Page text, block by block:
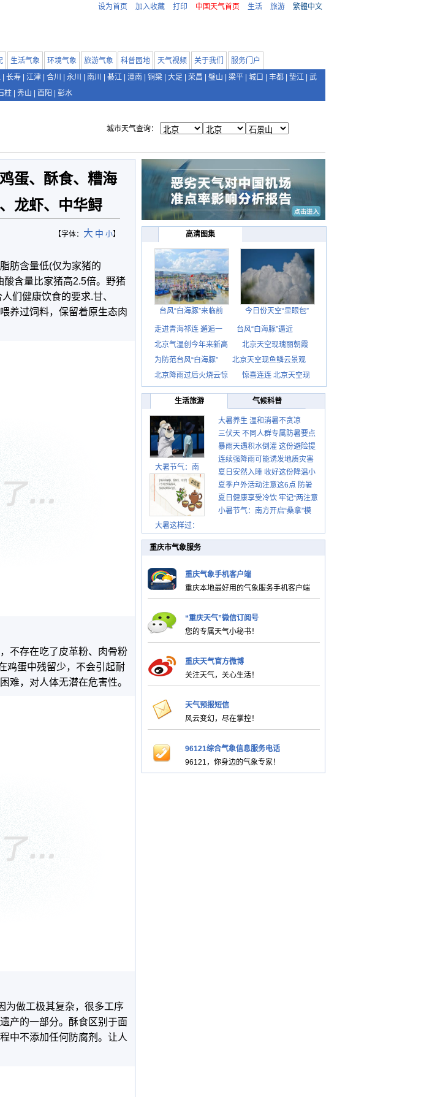
设为首页 加入收藏 打印 中国天气首页 生活 旅游 繁體中文
生活气象 环境气象 旅游气象 科普园地 天气视频 关于我们
服务门户
长寿 江津 合川 永川 南川 綦江 潼南 铜梁 大足 荣昌 璧山 梁平 城口 丰都 垫江
武
柱 秀山 酉阳 彭水
城市天气查询：
蛋、酥食、糟海
龙虾、中华鲟
【字体： 大 中 小】
肪含量低(仅为家猪的
含量比家猪高2.5倍。野猪
们健康饮食的要求.甘、
养过饲料，保留着原生态肉
不存在吃了皮革粉、肉骨粉
鸡蛋中残留少，不会引起耐
难，对人体无潜在危害性。
为做工极其复杂，很多工序
产的一部分。酥食区别于面
中不添加任何防腐剂。让人
高清图集
台风“白海豚”来临前 今日份天空“显眼包”
走进青海祁连 邂逅一
台风“白海豚”逼近
北京气温创今年来新高
北京天空现瑰丽朝霞
为防范台风“白海豚”
北京天空现鱼鳞云景观
北京降雨过后火烧云惊
惊喜连连 北京天空现
生活旅游 气候科普
大暑节气：南
大暑这样过：
大暑养生 温和消暑不贪凉
三伏天 不同人群专属防暑要点
请收好
暴雨天遇积水倒灌 这份避险提
示请收好
连续强降雨可能诱发地质灾害
这些前兆要知道
夏日安然入睡 收好这份降温小
贴士
夏季户外活动注意这6点 防暑
健身两不误
夏日健康享受冷饮 牢记“两注意
一控制”
小暑节气：南方开启“桑拿”模
重庆市气象服务
重庆气象手机客户端
重庆本地最好用的气象服务手机客户端
“重庆天气”微信订阅号
您的专属天气小秘书！
重庆天气官方微博
关注天气，关心生活！
天气预报短信
风云变幻，尽在掌控！
96121综合气象信息服务电话
96121，你身边的气象专家！